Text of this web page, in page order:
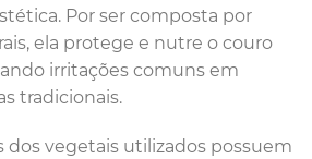
Por ser composta por
ela protege e nutre o couro
irritações comuns em
tradicionais.
dos vegetais utilizados possuem